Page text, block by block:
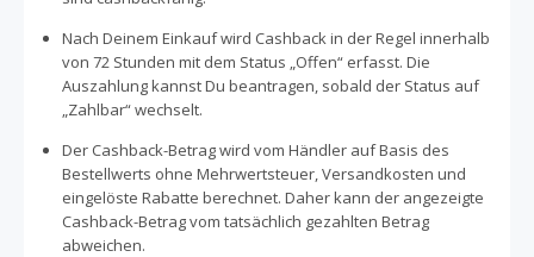
Nach Deinem Einkauf wird Cashback in der Regel innerhalb
von 72 Stunden mit dem Status „Offen“ erfasst. Die
Auszahlung kannst Du beantragen, sobald der Status auf
„Zahlbar“ wechselt.
Der Cashback-Betrag wird vom Händler auf Basis des
Bestellwerts ohne Mehrwertsteuer, Versandkosten und
eingelöste Rabatte berechnet. Daher kann der angezeigte
Cashback-Betrag vom tatsächlich gezahlten Betrag
abweichen.